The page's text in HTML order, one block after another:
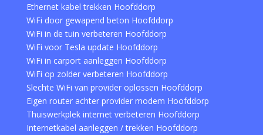
Ethernet kabel trekken Hoofddorp
WiFi door gewapend beton Hoofddorp
WiFi in de tuin verbeteren Hoofddorp
WiFi voor Tesla update Hoofddorp
WiFi in carport aanleggen Hoofddorp
WiFi op zolder verbeteren Hoofddorp
Slechte WiFi van provider oplossen Hoofddorp
Eigen router achter provider modem Hoofddorp
Thuiswerkplek internet verbeteren Hoofddorp
Internetkabel aanleggen / trekken Hoofddorp